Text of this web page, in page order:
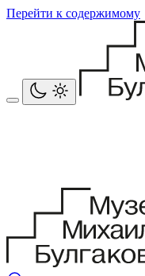
Перейти к содержимому